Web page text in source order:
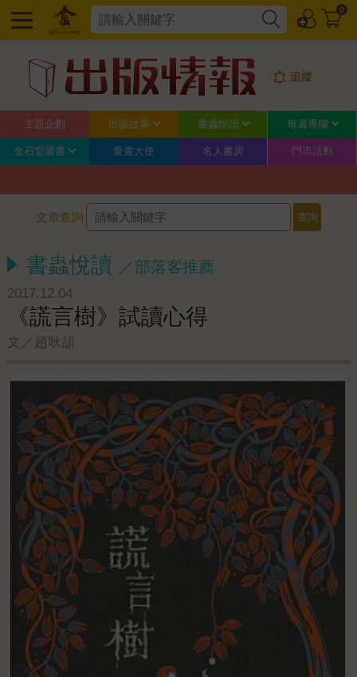
0
追蹤
主題企劃 出版故事 書蟲悅讀 每週專欄
金石堂選書 愛書大使 名人書房 門市活動
文章查詢
書蟲悅讀 ／部落客推薦
2017.12.04
《謊言樹》試讀心得
文／趙耿頡